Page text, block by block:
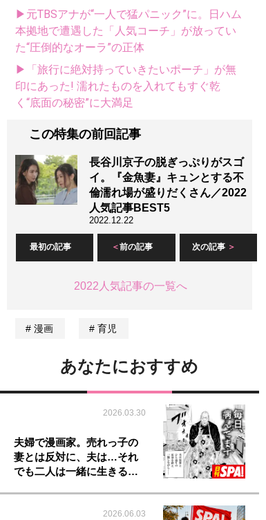
▶元TBSアナが“一人で猛パニック”に。日ハム
本拠地で遭遇した「人気コーチ」が放ってい
た“圧倒的なオーラ”の正体
▶「旅行に絶対持っていきたいポーチ」が無
印にあった! 濡れたものを入れてもすぐ乾
く“底面の秘密”に大満足
この特集の前回記事
長谷川京子の脱ぎっぷりがスゴ
イ。『金魚妻』キュンとする不
倫濡れ場が盛りだくさん／2022
人気記事BEST5
2022.12.22
最初の記事 前の記事 次の記事
2022人気記事の一覧へ
漫画 育児
あなたにおすすめ
2026.03.30
夫婦で漫画家。売れっ子の
妻とは反対に、夫は…それ
でも二人は一緒に生きる…
2026.06.03